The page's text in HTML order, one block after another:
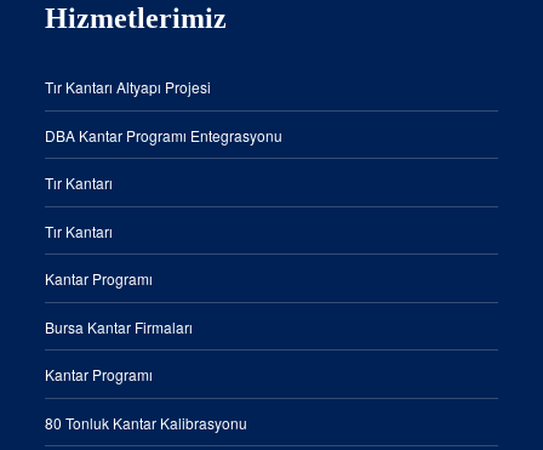
Hizmetlerimiz
Tır Kantarı Altyapı Projesi
DBA Kantar Programı Entegrasyonu
Tır Kantarı
Tır Kantarı
Kantar Programı
Bursa Kantar Firmaları
Kantar Programı
80 Tonluk Kantar Kalibrasyonu